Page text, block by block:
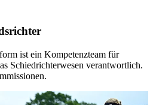
ist ein Kompetenzteam für
Schiedrichterwesen verantwortlich.